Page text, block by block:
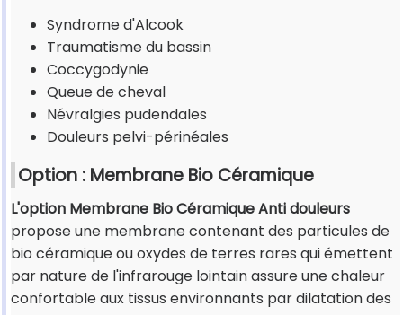
Syndrome d'Alcook
Traumatisme du bassin
Coccygodynie
Queue de cheval
Névralgies pudendales
Douleurs pelvi-périnéales
Option : Membrane Bio Céramique
L'option Membrane Bio Céramique Anti douleurs
propose une membrane contenant des particules de
bio céramique ou oxydes de terres rares qui émettent
par nature de l'infrarouge lointain assure une chaleur
confortable aux tissus environnants par dilatation des